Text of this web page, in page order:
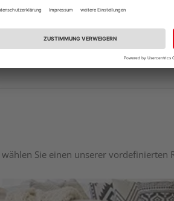
Sie einen unserer